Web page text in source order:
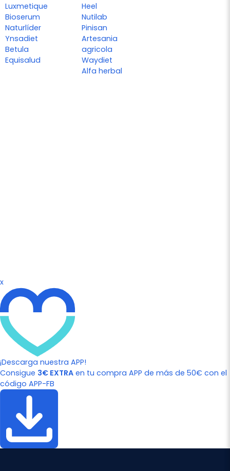
Luxmetique
Bioserum
Naturlíder
Ynsadiet
Betula
Equisalud
Heel
Nutilab
Pinisan
Artesania
agricola
Waydiet
Alfa herbal
x
¡Descarga nuestra APP!
Consigue 3€ EXTRA en tu compra APP de más de 50€ con el
código APP-FB